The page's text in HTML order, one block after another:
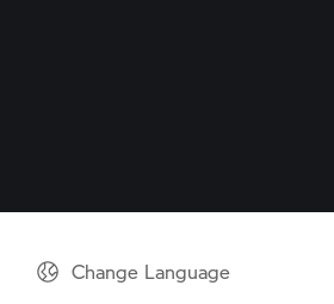
Change Language